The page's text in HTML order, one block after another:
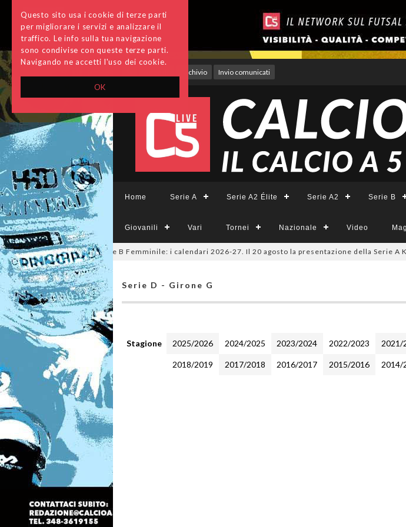
OK
Questo sito usa i cookie di terze parti
per migliorare i servizi e analizzare il
traffico. Le info sulla tua navigazione
sono condivise con queste terze parti.
Navigando ne accetti l'uso dei cookie.
Archivio Invio comunicati
Home Serie A Serie A2 Élite Serie A2 Serie B
Giovanili Vari Tornei Nazionale Video
Tesys, A2 Élite, A2, B e B Femminile: i calendari 2026-27. Il 20 agosto la presentazione della Serie A KINTO
Serie D - Girone G
Stagione 2025/2026 2024/2025 2023/2024 2022/2023 2021/
2018/2019 2017/2018 2016/2017 2015/2016 2014/